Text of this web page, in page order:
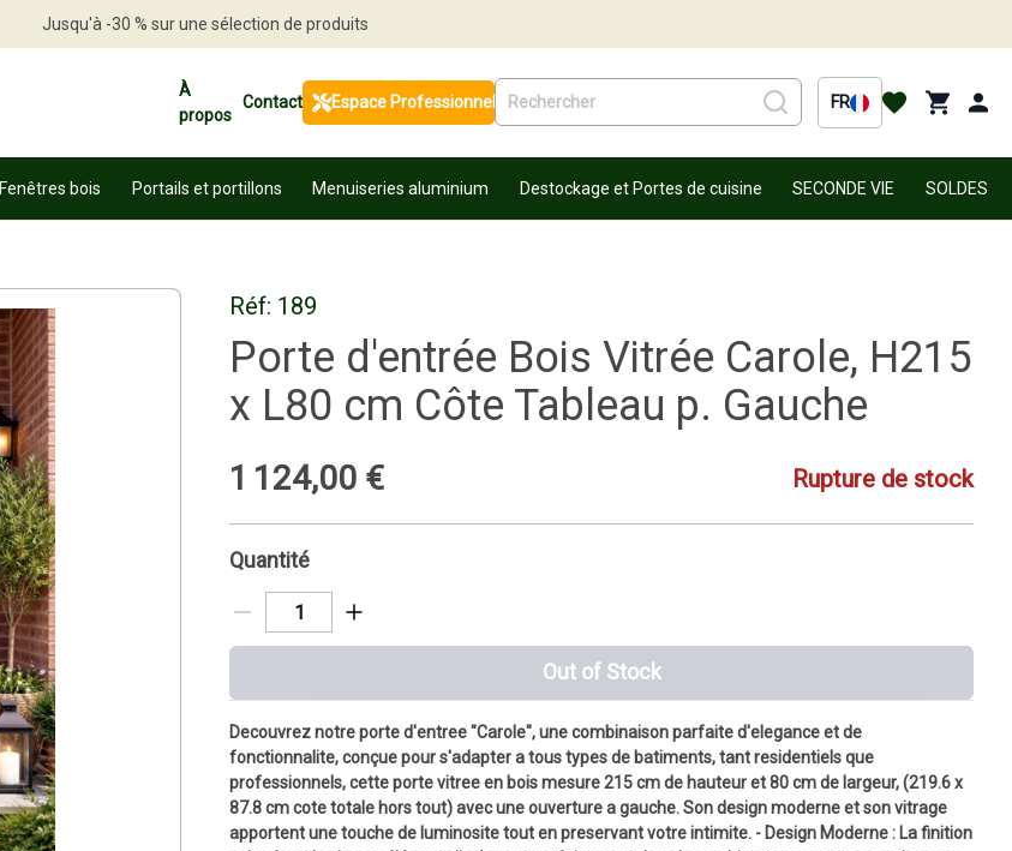
Jusqu'à -30 % sur une sélection de produits
À
propos
Contact Espace Professionnel FR
Fenêtres bois Portails et portillons Menuiseries aluminium Destockage et Portes de cuisine SECONDE VIE SOLDES
Réf: 189
Porte d'entrée Bois Vitrée Carole, H215
x L80 cm Côte Tableau p. Gauche
1 124,00 € Rupture de stock
Quantité
Out of Stock
Decouvrez notre porte d'entree "Carole", une combinaison parfaite d'elegance et de
fonctionnalite, conçue pour s'adapter a tous types de batiments, tant residentiels que
professionnels, cette porte vitree en bois mesure 215 cm de hauteur et 80 cm de largeur, (219.6 x
87.8 cm cote totale hors tout) avec une ouverture a gauche. Son design moderne et son vitrage
apportent une touche de luminosite tout en preservant votre intimite. - Design Moderne : La finition